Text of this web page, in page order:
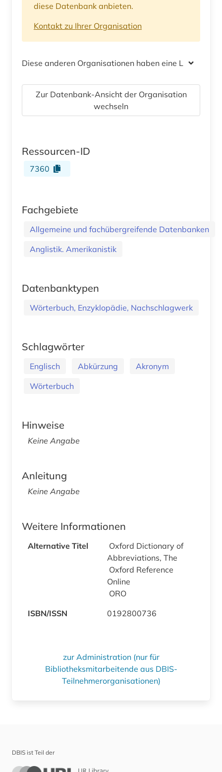
diese Datenbank anbieten.
Kontakt zu Ihrer Organisation
Diese anderen Organisationen haben eine Lizenz
Zur Datenbank-Ansicht der Organisation
wechseln
Ressourcen-ID
7360
Fachgebiete
Allgemeine und fachübergreifende Datenbanken
Anglistik. Amerikanistik
Datenbanktypen
Wörterbuch, Enzyklopädie, Nachschlagwerk
Schlagwörter
Englisch Abkürzung
Akronym
Wörterbuch
Hinweise
Keine Angabe
Anleitung
Keine Angabe
Weitere Informationen
Alternative Titel
Oxford Dictionary of
Abbreviations, The
Oxford Reference
Online
ORO
ISBN/ISSN
0192800736
zur Administration (nur für
Bibliotheksmitarbeitende aus DBIS-
Teilnehmerorganisationen)
DBIS ist Teil der